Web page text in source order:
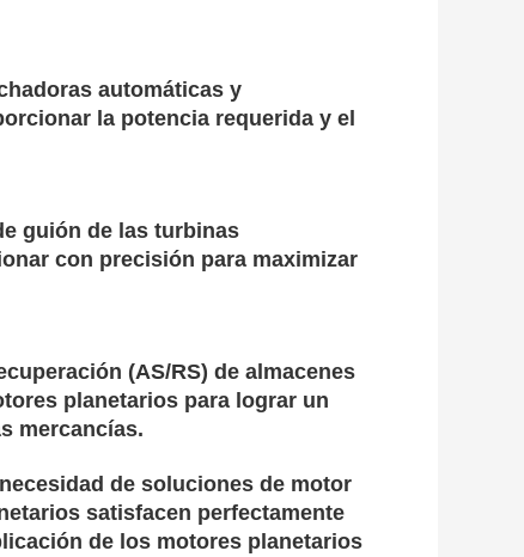
automáticas y
la potencia requerida y el
guión de las turbinas
con precisión para maximizar
(AS/RS) de almacenes
planetarios para lograr un
mercancías.
de soluciones de motor
satisfacen perfectamente
de los motores planetarios